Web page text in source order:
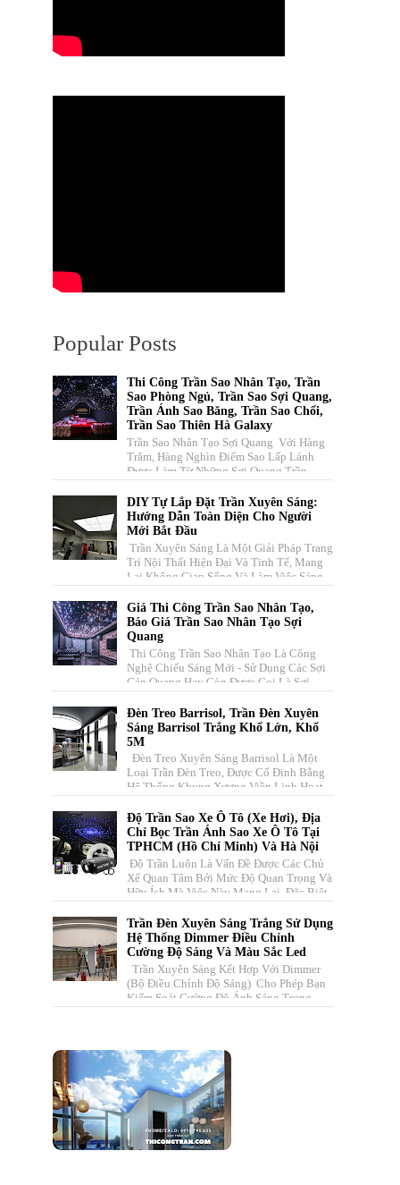
Popular Posts
Thi Công Trần Sao Nhân Tạo, Trần
Sao Phòng Ngủ, Trần Sao Sợi Quang,
Trần Ánh Sao Băng, Trần Sao Chổi,
Trần Sao Thiên Hà Galaxy
Trần Sao Nhân Tạo Sợi Quang Với Hàng
Trăm, Hàng Nghìn Điểm Sao Lấp Lánh
Được Làm Từ Những Sợi Quang Trần
DIY Tự Lắp Đặt Trần Xuyên Sáng:
Hướng Dẫn Toàn Diện Cho Người
Mới Bắt Đầu
Trần Xuyên Sáng Là Một Giải Pháp Trang
Trí Nội Thất Hiện Đại Và Tinh Tế, Mang
Lại Không Gian Sống Và Làm Việc Sáng
Sủa, Thoáng Đãng, Đồng T...
Giá Thi Công Trần Sao Nhân Tạo,
Báo Giá Trần Sao Nhân Tạo Sợi
Quang
Thi Công Trần Sao Nhân Tạo Là Công
Nghệ Chiếu Sáng Mới - Sử Dụng Các Sợi
Cáp Quang Hay Còn Được Gọi Là Sợi
Quang Học Dẫn Sáng. Vecta Xin Cu...
Đèn Treo Barrisol, Trần Đèn Xuyên
Sáng Barrisol Trắng Khổ Lớn, Khổ
5M
Đèn Treo Xuyên Sáng Barrisol Là Một
Loại Trần Đèn Treo, Được Cố Định Bằng
Hệ Thống Khung Xương Viền Linh Hoạt
Độ Trần Sao Xe Ô Tô (xe Hơi), Địa
Chỉ Bọc Trần Ánh Sao Xe Ô Tô Tại
TPHCM (Hồ Chí Minh) Và Hà Nội
Độ Trần Luôn Là Vấn Đề Được Các Chủ
Xế Quan Tâm Bởi Mức Độ Quan Trọng Và
Hữu Ích Mà Việc Này Mang Lại. Đặc Biệt,
Trần Đèn Xuyên Sáng Trắng Sử Dụng
Hệ Thống Dimmer Điều Chỉnh
Cường Độ Sáng Và Màu Sắc Led
Trần Xuyên Sáng Kết Hợp Với Dimmer
(bộ Điều Chỉnh Độ Sáng) Cho Phép Bạn
Kiểm Soát Cường Độ Ánh Sáng Trong